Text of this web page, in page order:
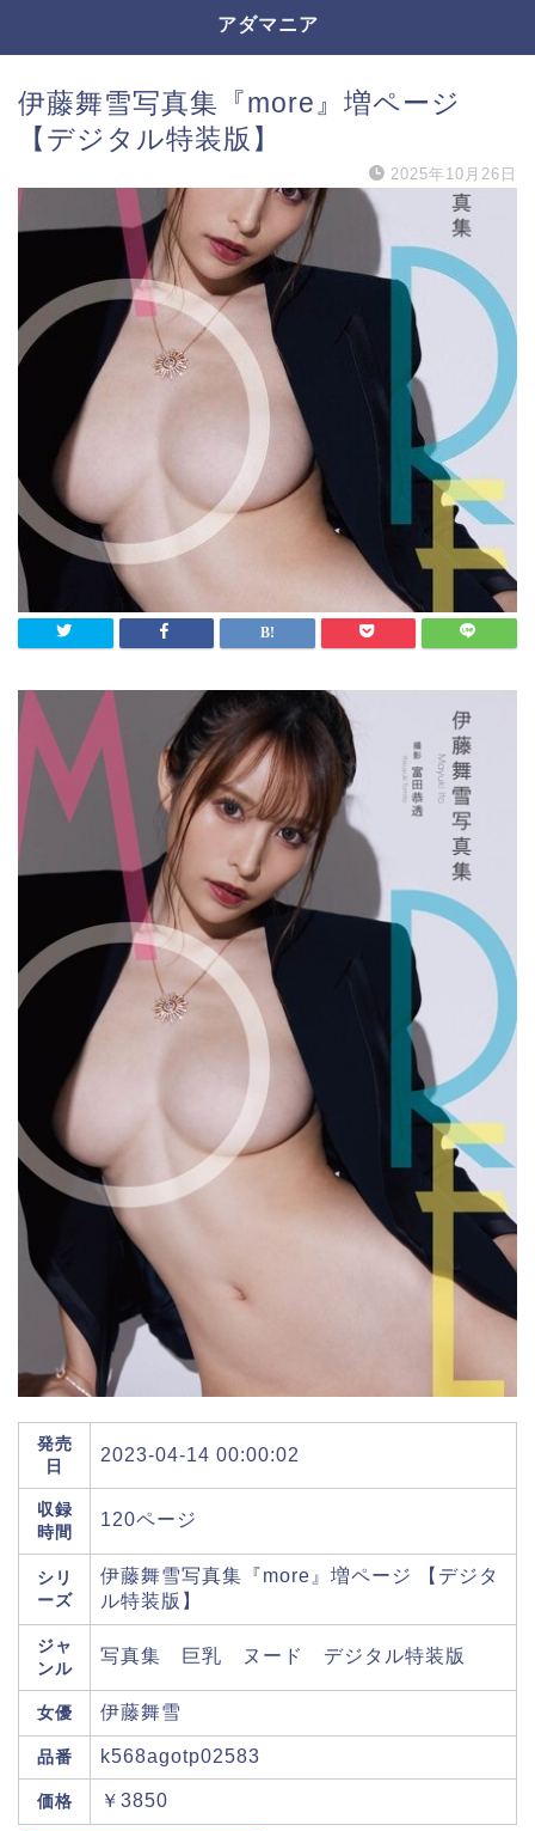
アダマニア
伊藤舞雪写真集『more』増ページ
【デジタル特装版】
2025年10月26日
発売
日
2023-04-14 00:00:02
収録
時間
120ページ
シリ
ーズ
伊藤舞雪写真集『more』増ページ 【デジタ
ル特装版】
ジャ
ンル
写真集 巨乳 ヌード デジタル特装版
女優 伊藤舞雪
品番 k568agotp02583
価格 ￥3850